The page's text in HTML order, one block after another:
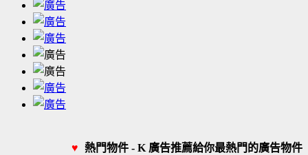
♥ 熱門物件 - K 廣告推薦給你最熱門的廣告物件